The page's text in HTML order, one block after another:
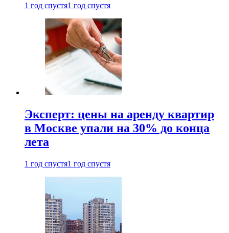
1 год спустя1 год спустя
Эксперт: цены на аренду квартир
в Москве упали на 30% до конца
лета
1 год спустя1 год спустя